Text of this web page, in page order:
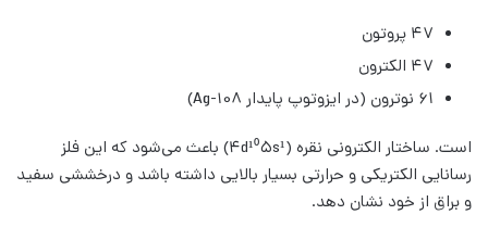
۴۷ پروتون
۴۷ الکترون
۶۱ نوترون (در ایزوتوپ پایدار Ag-108)
است. ساختار الکترونی نقره (۴d¹⁰۵s¹) باعث می‌شود که این فلز
رسانایی الکتریکی و حرارتی بسیار بالایی داشته باشد و درخششی سفید
و براق از خود نشان دهد.